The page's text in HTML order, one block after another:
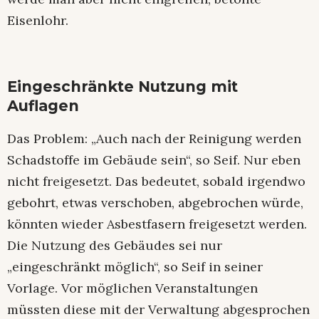
Eisenlohr.
Eingeschränkte Nutzung mit
Auflagen
Das Problem: „Auch nach der Reinigung werden
Schadstoffe im Gebäude sein“, so Seif. Nur eben
nicht freigesetzt. Das bedeutet, sobald irgendwo
gebohrt, etwas verschoben, abgebrochen würde,
könnten wieder Asbestfasern freigesetzt werden.
Die Nutzung des Gebäudes sei nur
„eingeschränkt möglich“, so Seif in seiner
Vorlage. Vor möglichen Veranstaltungen
müssten diese mit der Verwaltung abgesprochen